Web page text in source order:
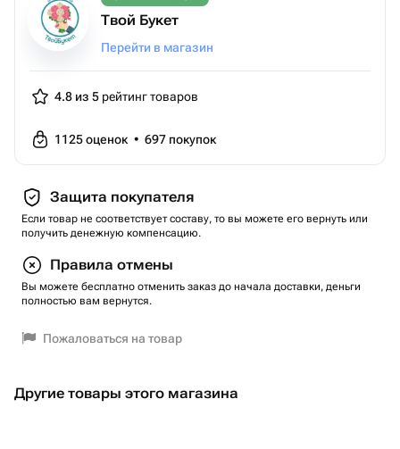
Твой Букет
Перейти в магазин
4.8 из 5 рейтинг товаров
1125оценок • 697 покупок
Защита покупателя
Если товар не соответствует составу, то вы можете его вернуть или
получить денежную компенсацию.
Правила отмены
Вы можете бесплатно отменить заказ до начала доставки, деньги
полностью вам вернутся.
Пожаловаться на товар
Другие товары этого магазина